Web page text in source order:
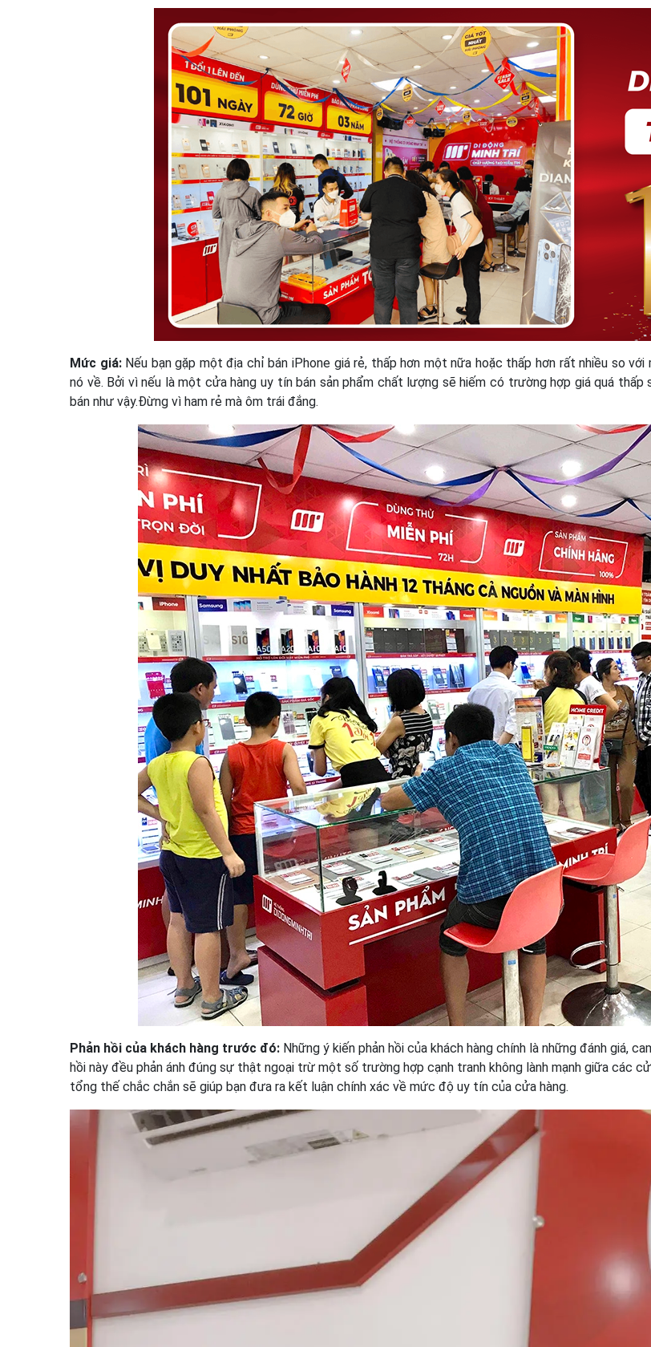
Mức giá:Nếu bạn gặp một địa chỉ bán iPhone giá rẻ, thấp hơn một nữa hoặc thấp hơn rất nhiều so
nó về. Bởi vì nếu là một cửa hàng uy tín bán sản phẩm chất lượng sẽ hiếm có trường hợp giá quá
bán như vậy.Đừng vì ham rẻ mà ôm trái đắng.
Phản hồi của khách hàng trước đó: Những ý kiến phản hồi của khách hàng chính là những đánh giá,
hồi này đều phản ánh đúng sự thật ngoại trừ một số trường hợp cạnh tranh không lành mạnh giữa các
tổng thế chắc chắn sẽ giúp bạn đưa ra kết luận chính xác về mức độ uy tín của cửa hàng.